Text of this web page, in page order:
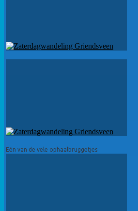
Eén van de vele ophaalbruggetjes